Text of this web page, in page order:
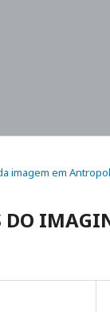
imagem em
DO